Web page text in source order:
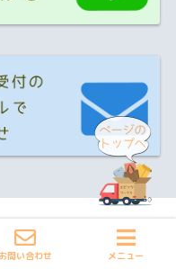
について
お問合せ
採用情報
お問い合わせ メニュー